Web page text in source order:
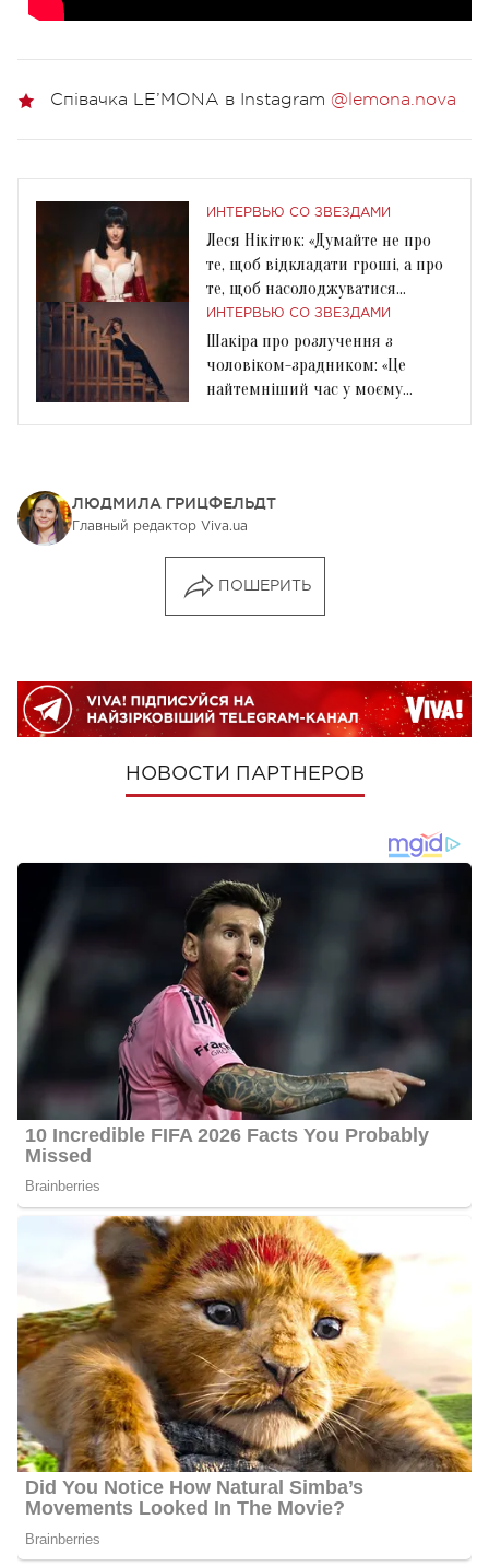
Співачка LE’MONA в Instagram @lemona.nova
ИНТЕРВЬЮ СО ЗВЕЗДАМИ
Леся Нікітюк: «Думайте не про
те, щоб відкладати гроші, а про
те, щоб насолоджуватися
миттю»
ИНТЕРВЬЮ СО ЗВЕЗДАМИ
Шакіра про розлучення з
чоловіком-зрадником: «Це
найтемніший час у моєму
ЛЮДМИЛА ГРИЦФЕЛЬДТ
Главный редактор Viva.ua
ПОШЕРИТЬ
НОВОСТИ ПАРТНЕРОВ